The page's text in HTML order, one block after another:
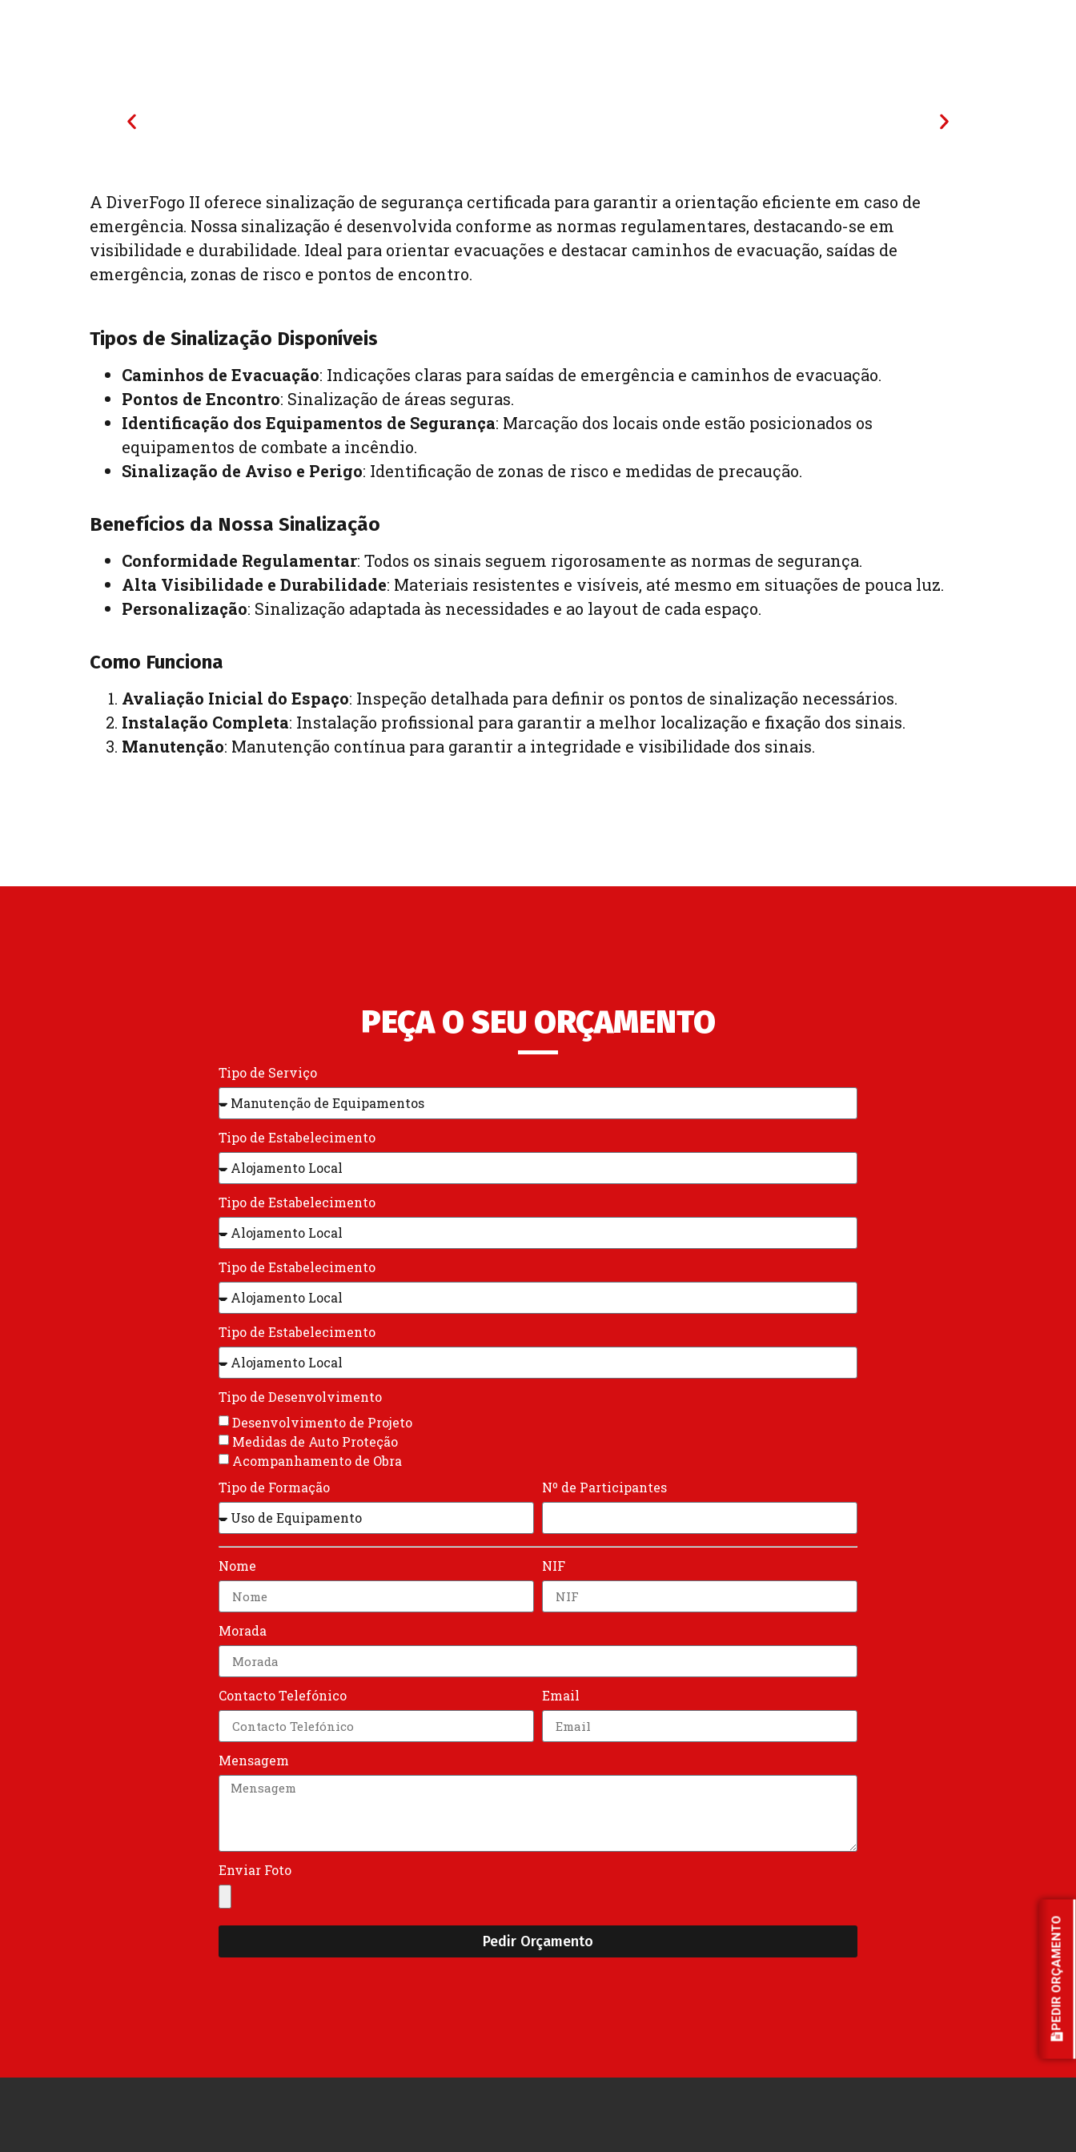
PEDIR ORÇAMENTO
A DiverFogo II oferece sinalização de segurança certificada para garantir a orientação eficiente em caso de
emergência. Nossa sinalização é desenvolvida conforme as normas regulamentares, destacando-se em
visibilidade e durabilidade. Ideal para orientar evacuações e destacar caminhos de evacuação, saídas de
emergência, zonas de risco e pontos de encontro.
Tipos de Sinalização Disponíveis
Caminhos de Evacuação: Indicações claras para saídas de emergência e caminhos de evacuação.
Pontos de Encontro: Sinalização de áreas seguras.
Identificação dos Equipamentos de Segurança: Marcação dos locais onde estão posicionados os
equipamentos de combate a incêndio.
Sinalização de Aviso e Perigo: Identificação de zonas de risco e medidas de precaução.
Benefícios da Nossa Sinalização
Conformidade Regulamentar: Todos os sinais seguem rigorosamente as normas de segurança.
Alta Visibilidade e Durabilidade: Materiais resistentes e visíveis, até mesmo em situações de pouca luz.
Personalização: Sinalização adaptada às necessidades e ao layout de cada espaço.
Como Funciona
Avaliação Inicial do Espaço: Inspeção detalhada para definir os pontos de sinalização necessários.
Instalação Completa: Instalação profissional para garantir a melhor localização e fixação dos sinais.
Manutenção: Manutenção contínua para garantir a integridade e visibilidade dos sinais.
PEÇA O SEU ORÇAMENTO
Tipo de Serviço
Tipo de Estabelecimento
Tipo de Estabelecimento
Tipo de Estabelecimento
Tipo de Estabelecimento
Tipo de Desenvolvimento
Desenvolvimento de Projeto
Medidas de Auto Proteção
Acompanhamento de Obra
Tipo de Formação
Nº de Participantes
Nome NIF
Morada
Contacto Telefónico Email
Mensagem
Enviar Foto
Pedir Orçamento